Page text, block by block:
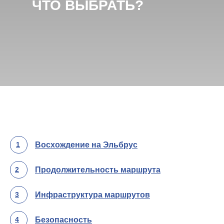
ЧТО ВЫБРАТЬ?
Топ-5 мест для посещения
Продолжительность маршрута
Инфраструктура маршрутов
Безопасность
Восхождение на Эльбрус
1
2
3
4